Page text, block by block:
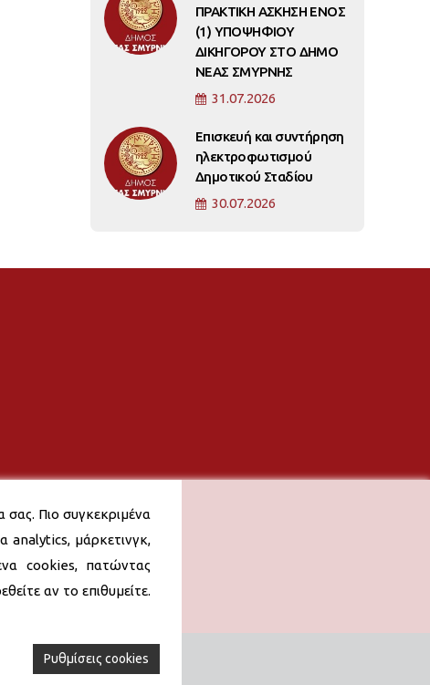
ΠΡΑΚΤΙΚΗ ΑΣΚΗΣΗ ΕΝΟΣ
(1) ΥΠΟΨΗΦΙΟΥ
ΔΙΚΗΓΟΡΟΥ ΣΤΟ ΔΗΜΟ
ΝΕΑΣ ΣΜΥΡΝΗΣ
31.07.2026
Επισκευή και συντήρηση
ηλεκτροφωτισμού
Δημοτικού Σταδίου
30.07.2026
σας. Πιο συγκεκριμένα
analytics, μάρκετινγκ,
cookies, πατώντας
αν το επιθυμείτε.
Ρυθμίσεις cookies